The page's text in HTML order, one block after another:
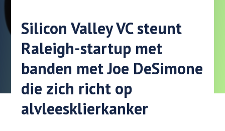
Silicon Valley VC steunt
Raleigh-startup met
banden met Joe DeSimone
die zich richt op
alvleesklierkanker